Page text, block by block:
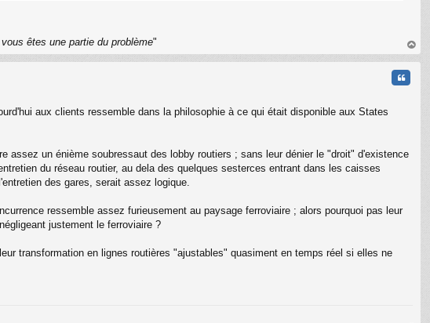
êtes une partie du problème"
au
aux clients ressemble dans la philosophie à ce qui était disponible aux States
un énième soubressaut des lobby routiers ; sans leur dénier le "droit" d'existence
du réseau routier, au dela des quelques sesterces entrant dans les caisses
des gares, serait assez logique.
ressemble assez furieusement au paysage ferroviaire ; alors pourquoi pas leur
justement le ferroviaire ?
transformation en lignes routières "ajustables" quasiment en temps réel si elles ne